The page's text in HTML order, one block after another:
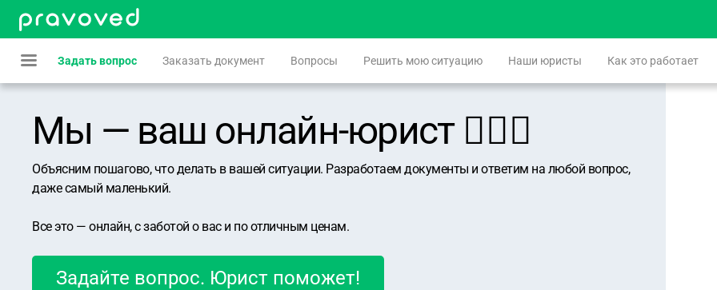
Задать вопрос Заказать документ Вопросы Решить мою ситуацию Наши юристы Как это работает
Мы — ваш онлайн-юрист 👨🏻‍⚖️
Объясним пошагово, что делать в вашей ситуации. Разработаем документы и ответим на любой вопрос,
даже самый маленький.
Все это — онлайн, с заботой о вас и по отличным ценам.
Задайте вопрос. Юрист поможет!